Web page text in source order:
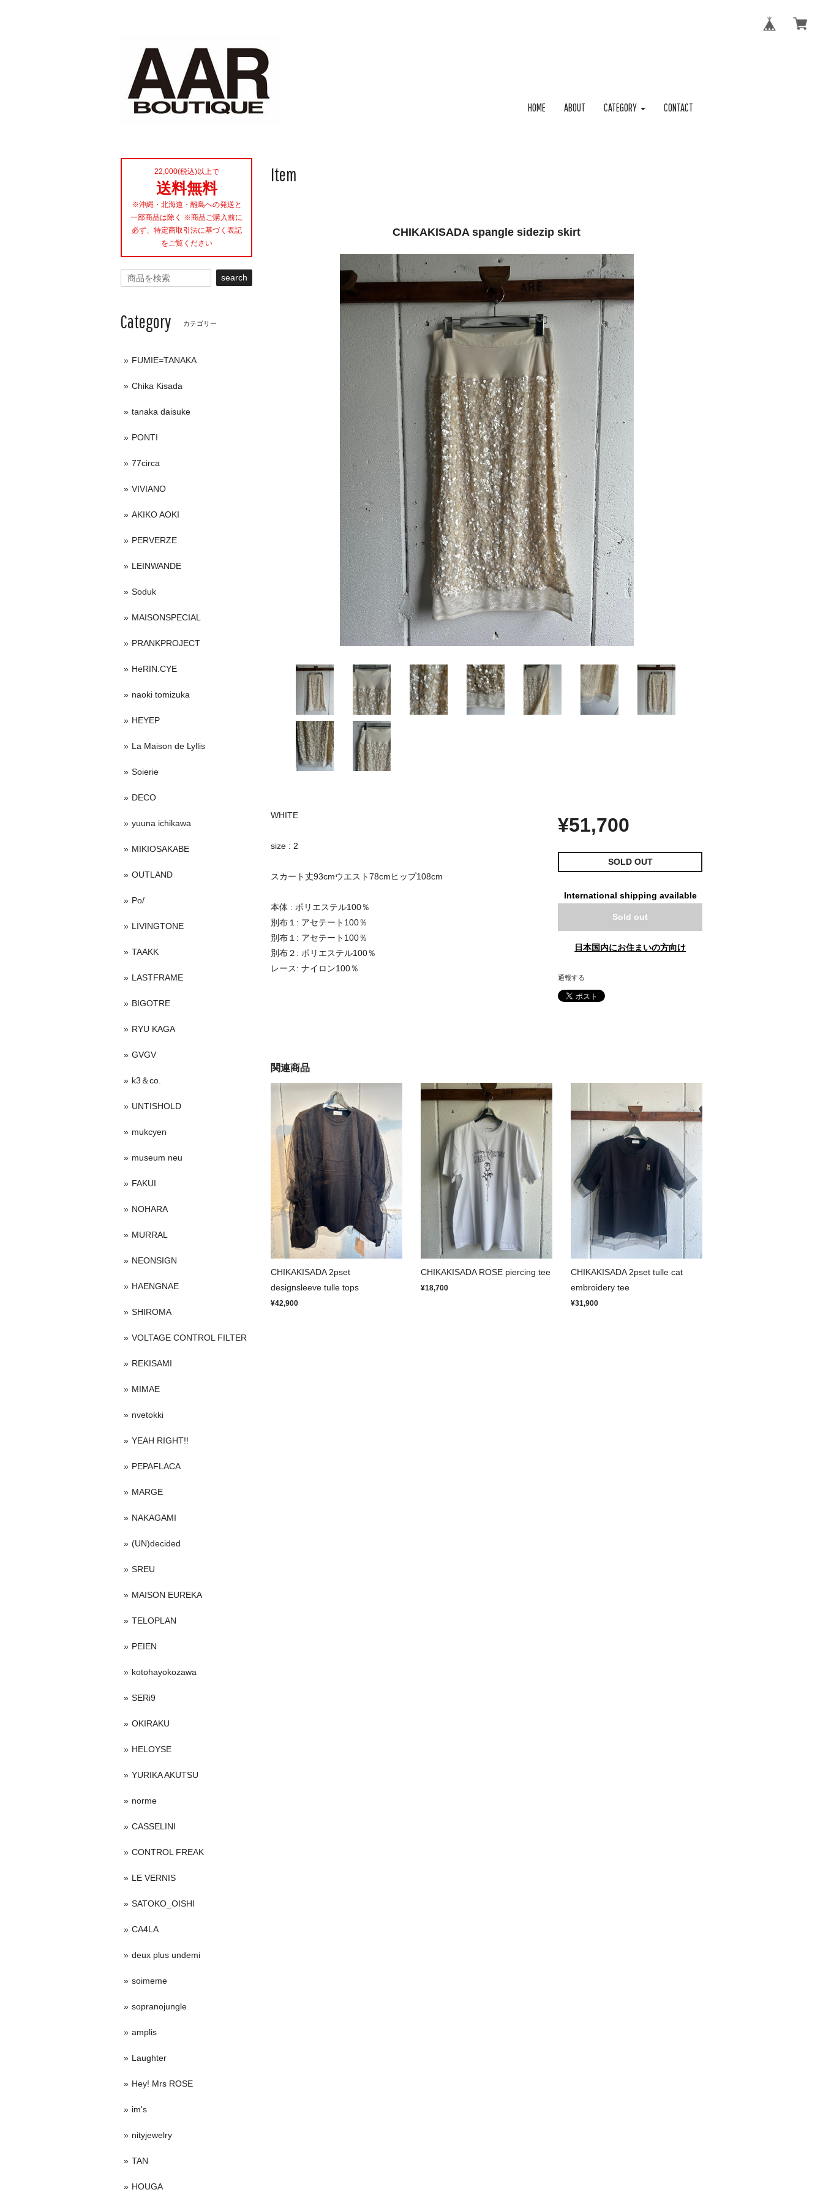
HOME ABOUT CATEGORY CONTACT
Item
CHIKAKISADA spangle sidezip skirt
WHITE
size : 2
スカート丈93cmウエスト78cmヒップ108cm
本体 : ポリエステル100％
別布１: アセテート100％
別布１: アセテート100％
別布２: ポリエステル100％
レース: ナイロン100％
¥51,700
SOLD OUT
International shipping available
Sold out
日本国内にお住まいの方向け
通報する
関連商品
CHIKAKISADA 2pset
designsleeve tulle tops
¥42,900
CHIKAKISADA ROSE piercing tee
¥18,700
CHIKAKISADA 2pset tulle cat
embroidery tee
¥31,900
22,000(税込)以上で
送料無料
※沖縄・北海道・離島への発送と
一部商品は除く ※商品ご購入前に
必ず、特定商取引法に基づく表記
をご覧ください
search
Category カテゴリー
FUMIE=TANAKA
Chika Kisada
tanaka daisuke
PONTI
77circa
VIVIANO
AKIKO AOKI
PERVERZE
LEINWANDE
Soduk
MAISONSPECIAL
PRANKPROJECT
HeRIN.CYE
naoki tomizuka
HEYEP
La Maison de Lyllis
Soierie
DECO
yuuna ichikawa
MIKIOSAKABE
OUTLAND
Po/
LIVINGTONE
TAAKK
LASTFRAME
BIGOTRE
RYU KAGA
GVGV
k3＆co.
UNTISHOLD
mukcyen
museum neu
FAKUI
NOHARA
MURRAL
NEONSIGN
HAENGNAE
SHIROMA
VOLTAGE CONTROL FILTER
REKISAMI
MIMAE
nvetokki
YEAH RIGHT!!
PEPAFLACA
MARGE
NAKAGAMI
(UN)decided
SREU
MAISON EUREKA
TELOPLAN
PEIEN
kotohayokozawa
SERi9
OKIRAKU
HELOYSE
YURIKA AKUTSU
norme
CASSELINI
CONTROL FREAK
LE VERNIS
SATOKO_OISHI
CA4LA
deux plus undemi
soimeme
sopranojungle
amplis
Laughter
Hey! Mrs ROSE
im's
nityjewelry
TAN
HOUGA